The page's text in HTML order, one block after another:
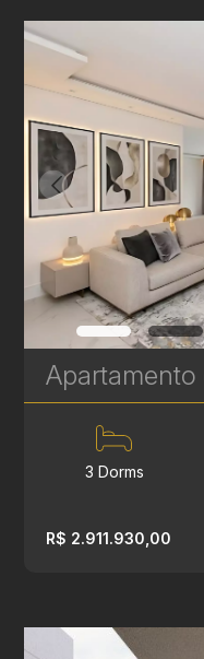
3 Dorms
R$ 2.911.930,00